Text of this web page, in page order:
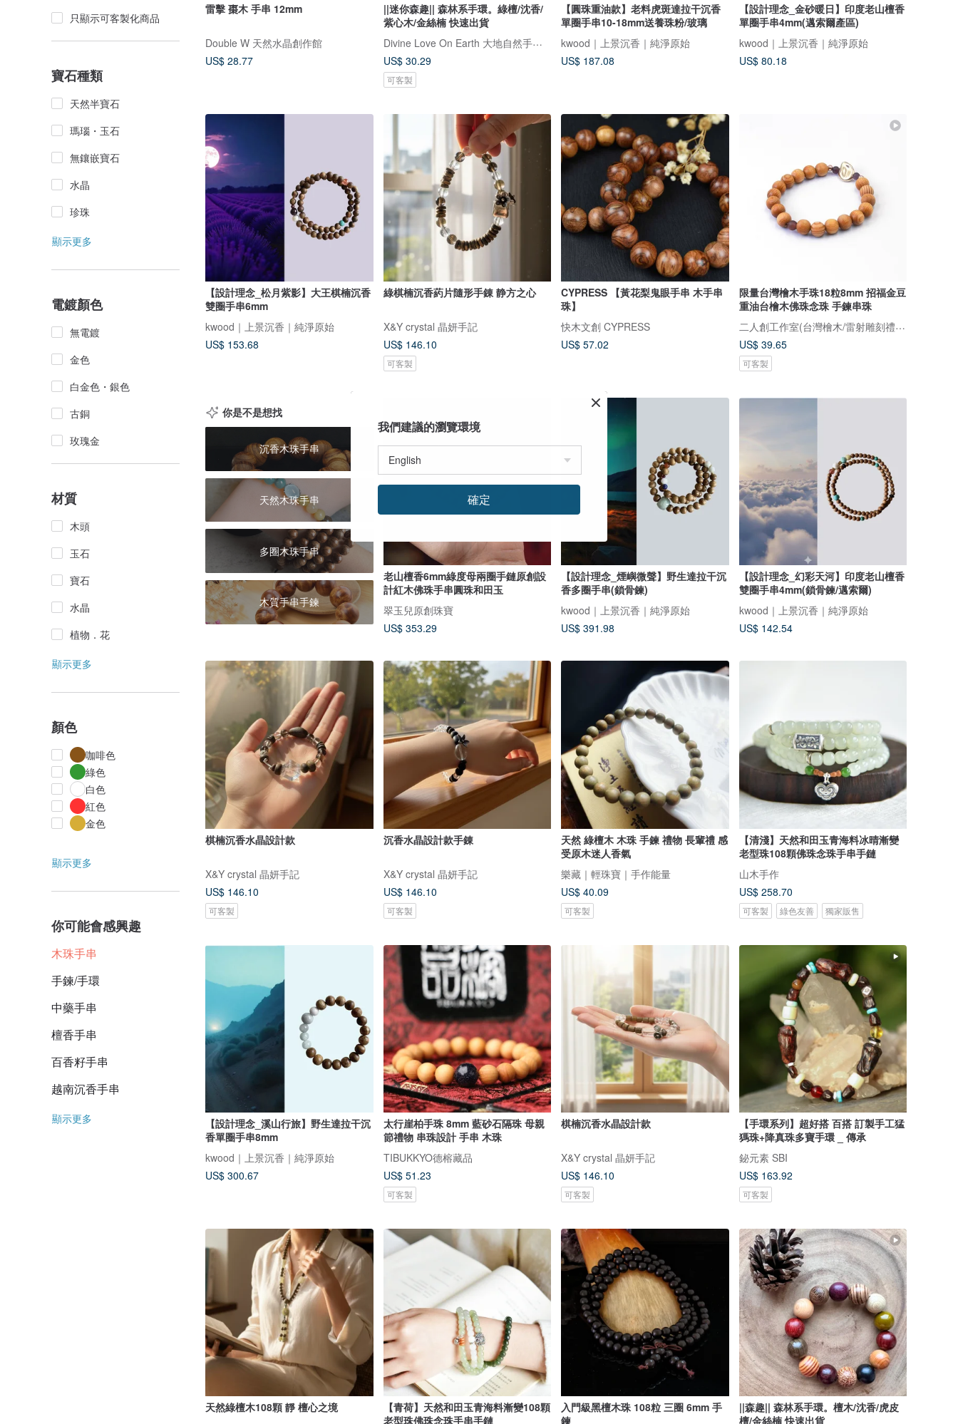
只顯示可客製化商品
寶石種類
天然半寶石
瑪瑙・玉石
無鑲嵌寶石
水晶
珍珠
顯示更多
電鍍顏色
無電鍍
金色
白金色・銀色
古銅
玫瑰金
材質
木頭
玉石
寶石
水晶
植物．花
顯示更多
顏色
咖啡色
綠色
白色
紅色
金色
顯示更多
你可能會感興趣
木珠手串
手鍊/手環
中藥手串
檀香手串
百香籽手串
越南沉香手串
顯示更多
雷擊 棗木 手串 12mm
Double W 天然水晶創作館
US$ 28.77
||迷你森趣|| 森林系手環。綠檀/沈香/
紫心木/金絲楠 快速出貨
Divine Love On Earth 大地自然手作飾品
US$ 30.29
可客製
【圓珠重油款】老料虎斑達拉干沉香
單圈手串10-18mm送養珠粉/玻璃
kwood｜上景沉香｜純淨原始
US$ 187.08
【設計理念_金砂暖日】印度老山檀香
單圈手串4mm(邁索爾產區)
kwood｜上景沉香｜純淨原始
US$ 80.18
【設計理念_松月紫影】大王棋楠沉香
雙圈手串6mm
kwood｜上景沉香｜純淨原始
US$ 153.68
綠棋楠沉香葯片隨形手錬 静方之心
X&Y crystal 晶妍手記
US$ 146.10
可客製
CYPRESS 【黃花梨鬼眼手串 木手串
珠】
快木文創 CYPRESS
US$ 57.02
限量台灣檜木手珠18粒8mm 招福金豆
重油台檜木佛珠念珠 手鍊串珠
二人創工作室(台灣檜木/雷射雕刻禮品客製)
US$ 39.65
可客製
你是不是想找
沉香木珠手串
天然木珠手串
多圈木珠手串
木質手串手鍊
老山檀香6mm綠度母兩圈手鏈原創設
計紅木佛珠手串圓珠和田玉
翠玉兒原創珠寶
US$ 353.29
【設計理念_煙嶼微聲】野生達拉干沉
香多圈手串(鎖骨鍊)
kwood｜上景沉香｜純淨原始
US$ 391.98
【設計理念_幻彩天河】印度老山檀香
雙圈手串4mm(鎖骨鍊/邁索爾)
kwood｜上景沉香｜純淨原始
US$ 142.54
棋楠沉香水晶設計款
X&Y crystal 晶妍手記
US$ 146.10
可客製
沉香水晶設計款手錬
X&Y crystal 晶妍手記
US$ 146.10
可客製
天然 綠檀木 木珠 手鍊 禮物 長輩禮 感
受原木迷人香氣
樂藏｜輕珠寶｜手作能量
US$ 40.09
可客製
【清淺】天然和田玉青海料冰晴漸變
老型珠108顆佛珠念珠手串手鏈
山木手作
US$ 258.70
可客製 綠色友善 獨家販售
【設計理念_溪山行旅】野生達拉干沉
香單圈手串8mm
kwood｜上景沉香｜純淨原始
US$ 300.67
太行崖柏手珠 8mm 藍砂石隔珠 母親
節禮物 串珠設計 手串 木珠
TIBUKKYO德榕藏品
US$ 51.23
可客製
棋楠沉香水晶設計款
X&Y crystal 晶妍手記
US$ 146.10
可客製
【手環系列】超好搭 百搭 訂製手工猛
獁珠+降真珠多寶手環 _ 傳承
鉍元素 SBI
US$ 163.92
可客製
天然綠檀木108顆 靜 檀心之境
【青荷】天然和田玉青海料漸變108顆
老型珠佛珠念珠手串手鏈
入門級黑檀木珠 108粒 三圈 6mm 手
鍊
||森趣|| 森林系手環。檀木/沈香/虎皮
檀/金絲楠 快速出貨
我們建議的瀏覽環境
確定